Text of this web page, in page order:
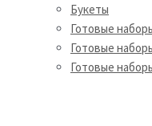
Букеты
Готовые
Готовые
Готовые